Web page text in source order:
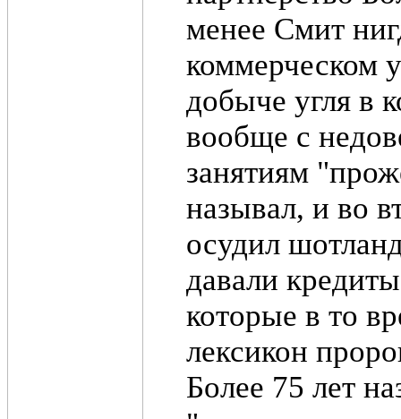
менее Смит
коммерческом
добыче угля в
вообще с
занятиям
называл, и во
осудил
давали
которые в то
лексикон
Более 75 лет